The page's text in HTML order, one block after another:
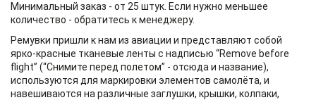
Минимальный заказ - от 25 штук. Если нужно меньшее
количество - обратитесь к менеджеру.
Ремувки пришли к нам из авиации и представляют собой
ярко-красные тканевые ленты с надписью “Remove before
flight” (“Снимите перед полетом” - отсюда и название),
используются для маркировки элементов самолёта, и
навешиваются на различные заглушки, крышки, колпаки,